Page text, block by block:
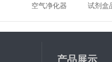
空气净化器 试剂盒
产品展示